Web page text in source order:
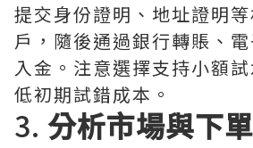
提交身份證明、地址證明
戶，隨後通過銀行轉賬、
入金。注意選擇支持小額
低初期試錯成本。
3. 分析市場與下單